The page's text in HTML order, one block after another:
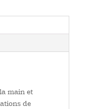
main et
de